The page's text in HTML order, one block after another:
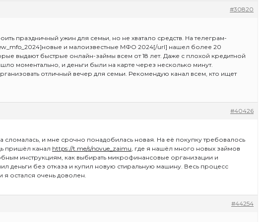
#30820
праздничный ужин для семьи, но не хватало средств. На телеграм-
и малоизвестные МФО 2024[/url] нашел более 20
выдают быстрые онлайн-займы всем от 18 лет. Даже с плохой кредитной
моментально, и деньги были на карте через несколько минут.
отличный вечер для семьи. Рекомендую канал всем, кто ищет
#40426
сломалась, и мне срочно понадобилась новая. На её покупку требовалось
пришёл канал https://t.me/s/novue_zaimu, где я нашёл много новых займов
инструкциям, как выбирать микрофинансовые организации и
деньги без отказа и купил новую стиральную машину. Весь процесс
остался очень доволен.
#44254